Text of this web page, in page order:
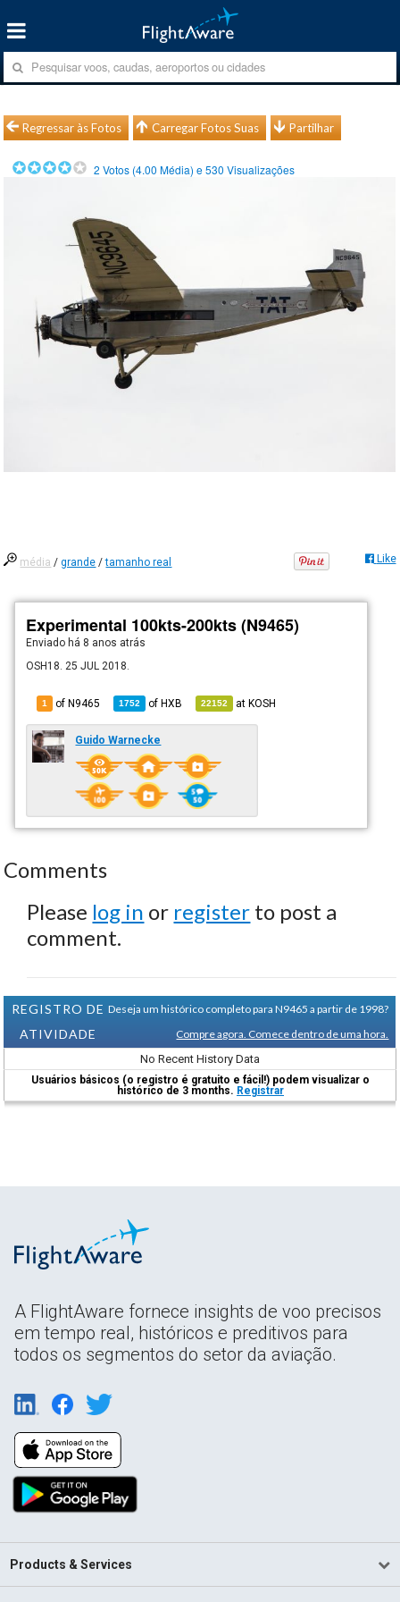
Regressar às Fotos Carregar Fotos Suas Partilhar
2 Votos (4.00 Média) e530 Visualizações
média /grande /tamanho real Like
Experimental 100kts-200kts (N9465)
Enviado há 8 anos atrás
OSH18. 25 JUL 2018.
1 of N9465 1752 ofHXB 22152 atKOSH
Guido Warnecke
Comments
Please log in or register to post a
comment.
REGISTRO DE
ATIVIDADE
Deseja um histórico completo para N9465 a partir de 1998?
Compre agora. Comece dentro de uma hora.
No Recent History Data
Usuários básicos (o registro é gratuito e fácil!) podem visualizar o
histórico de 3 months. Registrar
A FlightAware fornece insights de voo precisos
em tempo real, históricos e preditivos para
todos os segmentos do setor da aviação.
Products & Services